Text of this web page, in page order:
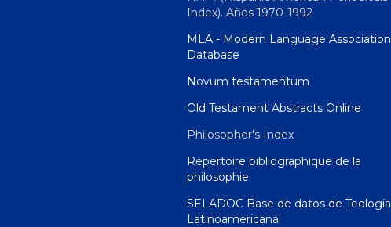
Index). Años 1970-1992
MLA - Modern Language Association
Database
Novum testamentum
Old Testament Abstracts Online
Philosopher's Index
Repertoire bibliographique de la
philosophie
SELADOC Base de datos de Teología
Latinoamericana